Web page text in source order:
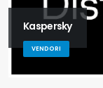
Kaspersky
VENDORI